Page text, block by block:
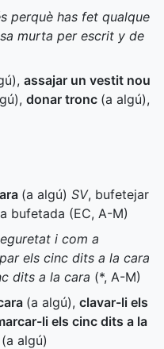
perquè has fet qualque
murta per escrit y de
, assajar un vestit nou
, donar tronc (a algú),
(a algú) SV, bufetejar
bufetada (EC, A-M)
i com a
els cinc dits a la cara
dits a la cara (*, A-M)
(a algú), clavar-li els
li els cinc dits a la
(a algú)